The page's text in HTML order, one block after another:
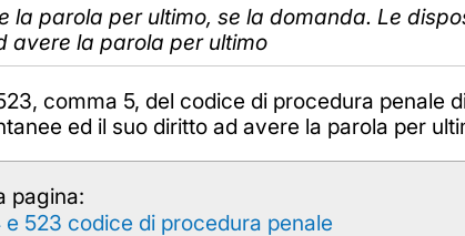
la parola per ultimo, se la domanda. Le
avere la parola per ultimo
comma 5, del codice di procedura
ed il suo diritto ad avere la parola per
pagina:
523 codice di procedura penale